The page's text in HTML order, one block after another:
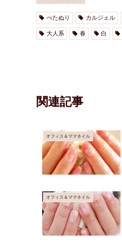
べたぬり カルジェル
大人系 春 白
関連記事
オフィス＆ママネイル
オフィス＆ママネイル